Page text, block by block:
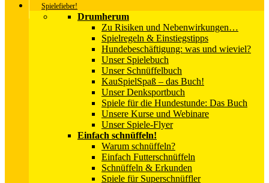
Spielefieber!
Drumherum
Zu Risiken und Nebenwirkungen…
Spielregeln & Einstiegstipps
Hundebeschäftigung: was und wieviel?
Unser Spielebuch
Unser Schnüffelbuch
KauSpielSpaß – das Buch!
Unser Denksportbuch
Spiele für die Hundestunde: Das Buch
Unsere Kurse und Webinare
Unser Spiele-Flyer
Einfach schnüffeln!
Warum schnüffeln?
Einfach Futterschnüffeln
Schnüffeln & Erkunden
Spiele für Superschnüffler